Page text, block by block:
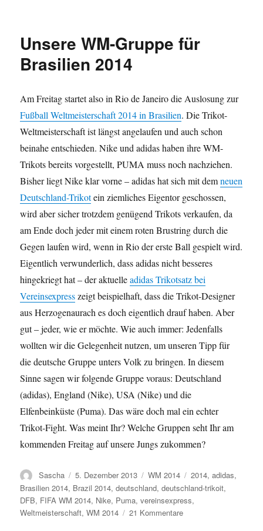
neue
Argentinien
WM
2014
Unsere WM-Gruppe für
Brasilien 2014
Am Freitag startet also in Rio de Janeiro die Auslosung zur
Fußball Weltmeisterschaft 2014 in Brasilien. Die Trikot-
Weltmeisterschaft ist längst angelaufen und auch schon
beinahe entschieden. Nike und adidas haben ihre WM-
Trikots bereits vorgestellt, PUMA muss noch nachziehen.
Bisher liegt Nike klar vorne – adidas hat sich mit demneuen
Deutschland-Trikotein ziemliches Eigentor geschossen,
wird aber sicher trotzdem genügend Trikots verkaufen, da
am Ende doch jeder mit einem roten Brustring durch die
Gegen laufen wird, wenn in Rio der erste Ball gespielt wird.
Eigentlich verwunderlich, dass adidas nicht besseres
hingekriegt hat – der aktuelleadidas Trikotsatz bei
Vereinsexpresszeigt beispielhaft, dass die Trikot-Designer
aus Herzogenaurach es doch eigentlich drauf haben. Aber
gut – jeder, wie er möchte. Wie auch immer: Jedenfalls
wollten wir die Gelegenheit nutzen, um unseren Tipp für
die deutsche Gruppe unters Volk zu bringen. In diesem
Sinne sagen wir folgende Gruppe voraus: Deutschland
(adidas), England (Nike), USA (Nike) und die
Elfenbeinküste (Puma). Das wäre doch mal ein echter
Trikot-Fight. Was meint Ihr? Welche Gruppen seht Ihr am
kommenden Freitag auf unsere Jungs zukommen?
Autor
Sascha
Veröffentlicht
am
5. Dezember 2013 Kategorien
WM 2014 Schlagwörter
2014,adidas,
Brasilien 2014, Brazil 2014,deutschland,deutschland-trikoit,
DFB, FIFA WM 2014, Nike, Puma,vereinsexpress,
Weltmeisterschaft,WM 2014 21 Kommentarezu